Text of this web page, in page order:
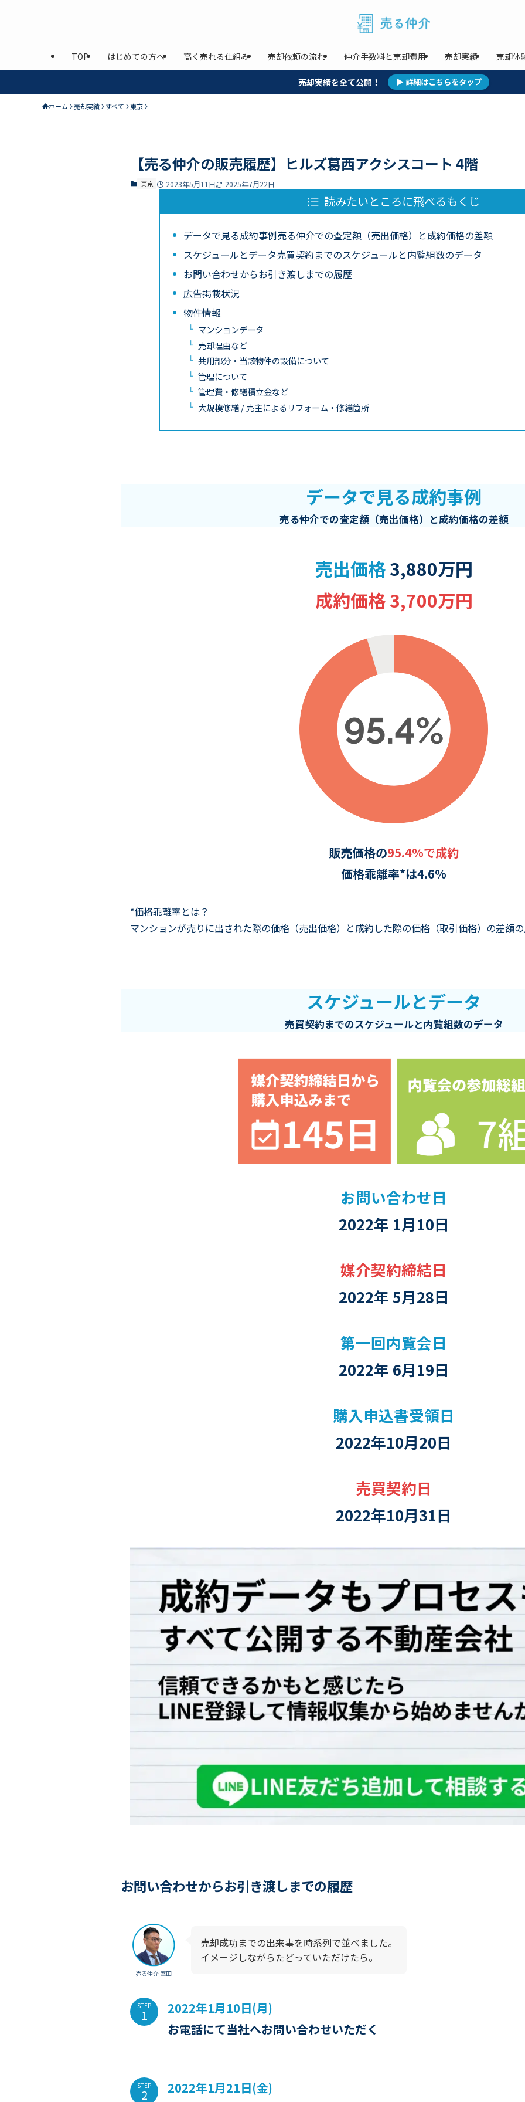
TOP はじめての方へ 高く売れる仕組み 売却依頼の流れ 仲介手数料と売却費用 売却実績 売却体
売却実績を全て公開！ ▶ 詳細はこちらをタップ
ホーム 売却実績 すべて 東京
【売る仲介の販売履歴】ヒルズ葛西アクシスコート 4階
東京 2023年5月11日 2025年7月22日
読みたいところに飛べるもくじ
データで見る成約事例売る仲介での査定額（売出価格）と成約価格の差額
スケジュールとデータ売買契約までのスケジュールと内覧組数のデータ
お問い合わせからお引き渡しまでの履歴
広告掲載状況
物件情報
マンションデータ
売却理由など
共用部分・当該物件の設備について
管理について
管理費・修繕積立金など
大規模修繕 / 売主によるリフォーム・修繕箇所
データで見る成約事例
売る仲介での査定額（売出価格）と成約価格の差額
売出価格3,880万円
成約価格 3,700万円
販売価格の95.4%で成約
価格乖離率*は4.6%
*価格乖離率とは？
マンションが売りに出された際の価格（売出価格）と成約した際の価格（取引価格）の差額
スケジュールとデータ
売買契約までのスケジュールと内覧組数のデータ
お問い合わせ日
2022年 1月10日
媒介契約締結日
2022年 5月28日
第一回内覧会日
2022年 6月19日
購入申込書受領日
2022年10月20日
売買契約日
2022年10月31日
お問い合わせからお引き渡しまでの履歴
売る仲介 室田
売却成功までの出来事を時系列で並べました。
イメージしながらたどっていただけたら。
STEP
2022年1月10日(月)
お電話にて当社へお問い合わせいただく
STEP
2022年1月21日(金)